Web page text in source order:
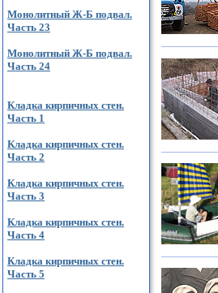
Монолитный Ж-Б подвал.
Часть 23
Монолитный Ж-Б подвал.
Часть 24
Кладка кирпичных стен.
Часть 1
Кладка кирпичных стен.
Часть 2
Кладка кирпичных стен.
Часть 3
Кладка кирпичных стен.
Часть 4
Кладка кирпичных стен.
Часть 5